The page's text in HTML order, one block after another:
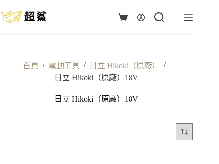
至
購
首頁 / 電動工具 / 日立 Hikoki（原廠）
/
日立 Hikoki（原廠）18V
日立 Hikoki（原廠）18V